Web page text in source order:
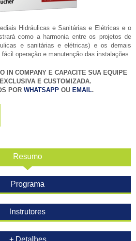
Hidráulicas e Sanitárias e Elétricas e o
como a harmonia entre os projetos de
e sanitárias e elétricas) e os demais
operação e manutenção das instalações.
IN COMPANY E CAPACITE SUA EQUIPE
E CUSTOMIZADA.
POR WHATSAPPOU EMAIL.
Resumo
Programa
Instrutores
+ Detalhes